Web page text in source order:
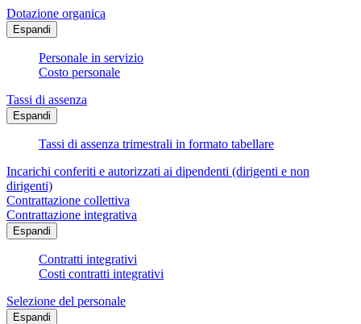
Dotazione organica
Espandi
Personale in servizio
Costo personale
Tassi di assenza
Espandi
Tassi di assenza trimestrali in formato tabellare
Incarichi conferiti e autorizzati ai dipendenti (dirigenti e non
dirigenti)
Contrattazione collettiva
Contrattazione integrativa
Espandi
Contratti integrativi
Costi contratti integrativi
Selezione del personale
Espandi